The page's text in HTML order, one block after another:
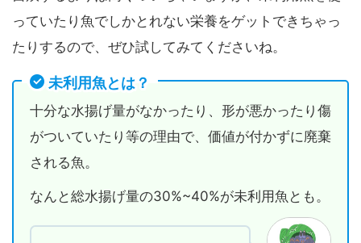
っていたり魚でしかとれない栄養をゲットできちゃっ
たりするので、ぜひ試してみてくださいね。
未利用魚とは？
十分な水揚げ量がなかったり、形が悪かったり傷
がついていたり等の理由で、価値が付かずに廃棄
される魚。
なんと総水揚げ量の30%~40%が未利用魚とも。